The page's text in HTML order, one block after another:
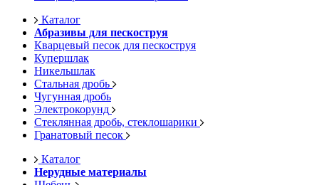
Каталог
Абразивы для пескоструя
Кварцевый песок для пескоструя
Купершлак
Никельшлак
Стальная дробь
Чугунная дробь
Электрокорунд
Стеклянная дробь, стеклошарики
Гранатовый песок
Каталог
Нерудные материалы